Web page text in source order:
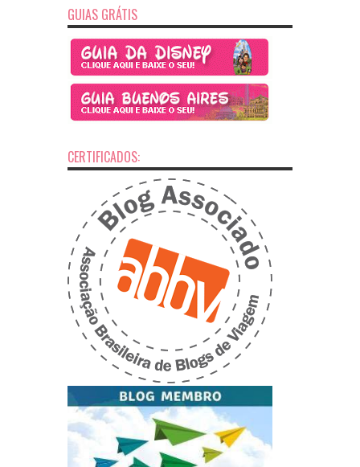
GUIAS GRÁTIS
CERTIFICADOS: